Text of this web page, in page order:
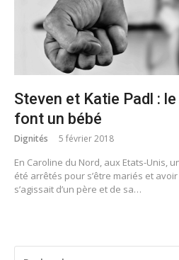
Steven et Katie Padl :
font un bébé
Dignités 5 février 2018
En Caroline du Nord, aux Etats-Unis,
été arrêtés pour s’être mariés et
s’agissait d’un père et de sa…